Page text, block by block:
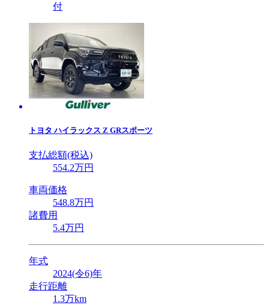
付
トヨタ ハイラックス Z GRスポーツ
支払総額(税込)
554.2万円
車両価格
548.8万円
諸費用
5.4万円
年式
2024(令6)年
走行距離
1.3万km